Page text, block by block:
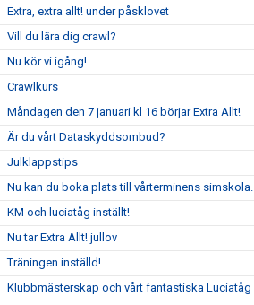
Extra, extra allt! under påsklovet
Vill du lära dig crawl?
Nu kör vi igång!
Crawlkurs
Måndagen den 7 januari kl 16 börjar Extra Allt!
Är du vårt Dataskyddsombud?
Julklappstips
Nu kan du boka plats till vårterminens simskola.
KM och luciatåg inställt!
Nu tar Extra Allt! jullov
Träningen inställd!
Klubbmästerskap och vårt fantastiska Luciatåg